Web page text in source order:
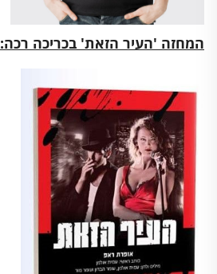
המחזה 'העיר הזאת' בכריכה רכה: